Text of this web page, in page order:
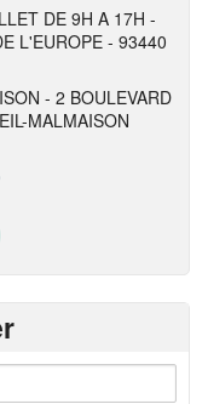
DE 9H A 17H -
L'EUROPE - 93440
- 2 BOULEVARD
MALMAISON